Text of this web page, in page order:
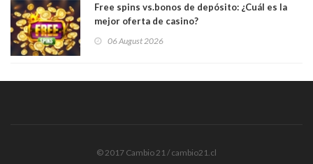
Free spins vs.bonos de depósito: ¿Cuál es la
mejor oferta de casino?
06 August 2026
© 2017 Cambio 21 / cambio21.cl